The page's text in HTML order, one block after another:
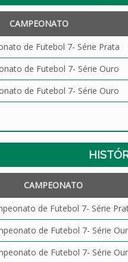
CAMPEONATO
de Futebol 7- Série Prata
de Futebol 7- Série Ouro
de Futebol 7- Série Ouro
CAMPEONATO
de Futebol 7- Série
de Futebol 7- Série
de Futebol 7- Série